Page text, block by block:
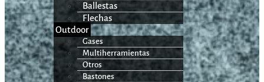
Ballestas
Flechas
Outdoor
Gases
Multiherramientas
Otros
Bastones